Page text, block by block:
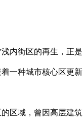
内街区的再生，正是
一种城市核心区更新
区域，曾因高层建筑